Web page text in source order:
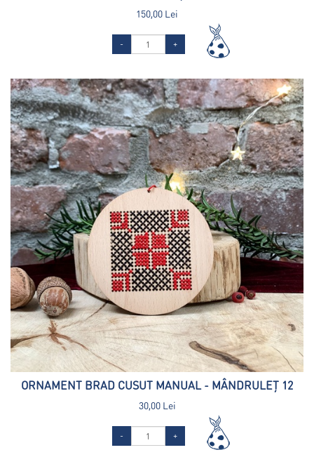
150,00 Lei
- +
ORNAMENT BRAD CUSUT MANUAL - MÂNDRULEȚ 12
30,00 Lei
- +